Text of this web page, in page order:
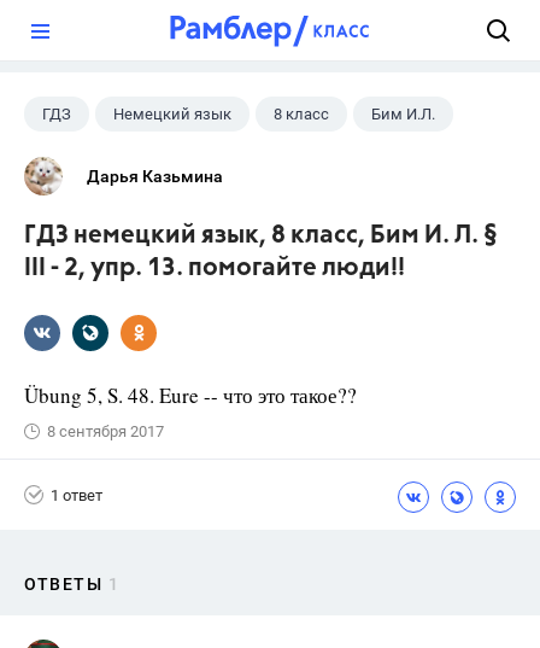
ГДЗ Немецкий язык 8 класс Бим И.Л.
Дарья Казьмина
ГДЗ немецкий язык, 8 класс, Бим И. Л. §
III - 2, упр. 13. помогайте люди!!
Übung 5, S. 48. Eure -- что это такое??
8 сентября 2017
1 ответ
ОТВЕТЫ 1